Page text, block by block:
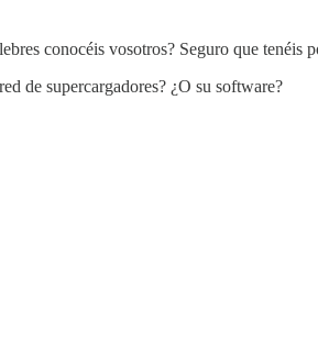
conocéis vosotros? Seguro que tenéis
de supercargadores? ¿O su software?